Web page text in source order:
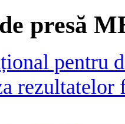
presă
pentru
rezultatelor